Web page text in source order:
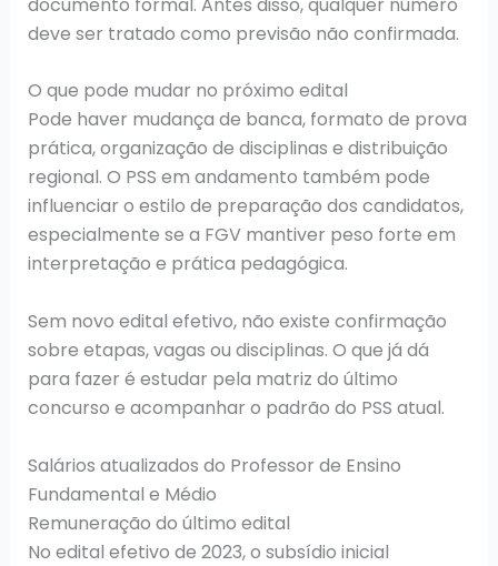
deve ser tratado como previsão não confirmada.
O que pode mudar no próximo edital
Pode haver mudança de banca, formato de prova
prática, organização de disciplinas e distribuição
regional. O PSS em andamento também pode
influenciar o estilo de preparação dos candidatos,
especialmente se a FGV mantiver peso forte em
interpretação e prática pedagógica.
Sem novo edital efetivo, não existe confirmação
sobre etapas, vagas ou disciplinas. O que já dá
para fazer é estudar pela matriz do último
concurso e acompanhar o padrão do PSS atual.
Salários atualizados do Professor de Ensino
Fundamental e Médio
Remuneração do último edital
No edital efetivo de 2023, o subsídio inicial